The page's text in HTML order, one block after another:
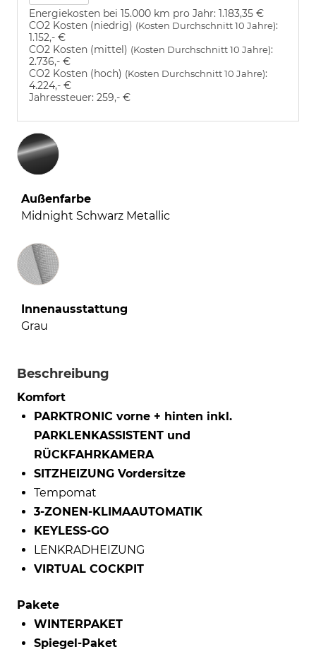
Energiekosten bei 15.000 km pro Jahr: 1.183,35 €
CO2 Kosten (niedrig) (Kosten Durchschnitt 10 Jahre):
1.152,- €
CO2 Kosten (mittel) (Kosten Durchschnitt 10 Jahre):
2.736,- €
CO2 Kosten (hoch) (Kosten Durchschnitt 10 Jahre):
4.224,- €
Jahressteuer: 259,- €
Außenfarbe
Midnight Schwarz Metallic
Innenausstattung
Innenausstattung
Grau
Beschreibung
Komfort
PARKTRONIC vorne + hinten inkl.
PARKLENKASSISTENT und
RÜCKFAHRKAMERA
SITZHEIZUNG Vordersitze
Tempomat
3-ZONEN-KLIMAAUTOMATIK
KEYLESS-GO
LENKRADHEIZUNG
VIRTUAL COCKPIT
Pakete
WINTERPAKET
Spiegel-Paket